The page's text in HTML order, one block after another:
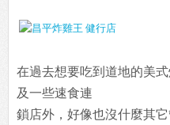
在過去想要吃到道地的美
及一些速食連
鎖店外，好像也沒什麼其